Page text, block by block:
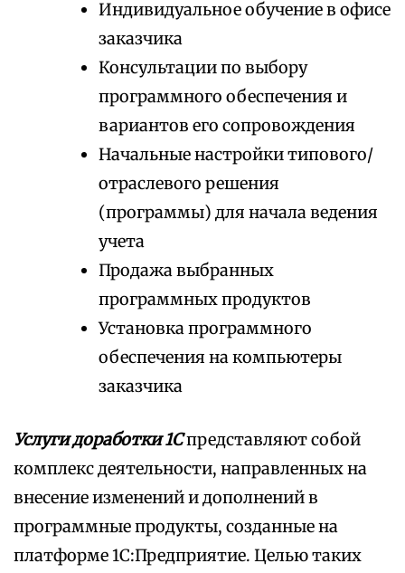
Индивидуальное обучение в офисе
заказчика
Консультации по выбору
программного обеспечения и
вариантов его сопровождения
Начальные настройки типового/
отраслевого решения
(программы) для начала ведения
учета
Продажа выбранных
программных продуктов
Установка программного
обеспечения на компьютеры
заказчика
Услуги доработки 1Спредставляют собой
комплекс деятельности, направленных на
внесение изменений и дополнений в
программные продукты, созданные на
платформе 1С:Предприятие. Целью таких